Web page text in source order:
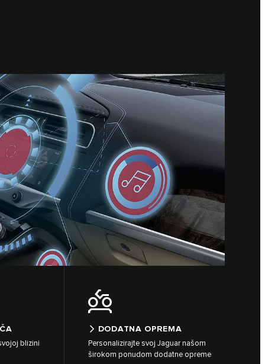
blizini
DODATNA OPREMA
Personalizirajte svoj Jaguar našom
širokom ponudom dodatne opreme